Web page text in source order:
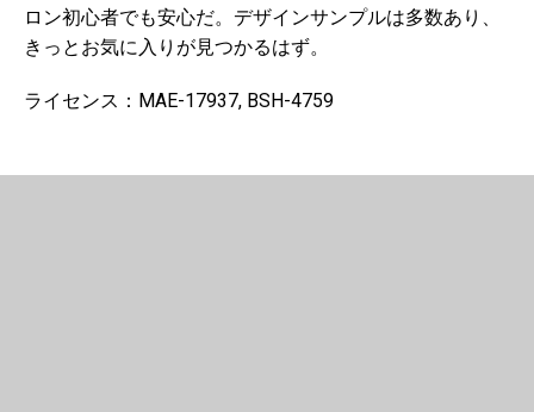
ロン初心者でも安心だ。デザインサンプルは多数あり、
きっとお気に入りが見つかるはず。
ライセンス：MAE-17937, BSH-4759